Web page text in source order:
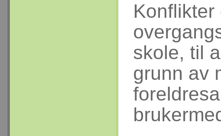
skole, til
grunn av